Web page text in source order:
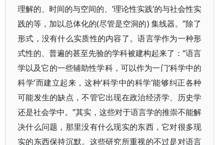
理解的、时间的与空间的、‘理论性实践’的与社会性实
践的等，加以总体化的(尽管是空洞的) 集线器。”除了
形式，没有什么实质性的内容了。语言学作为一种形
式性的、普遍的甚至先验的学科被建构起来了：“语言
学以及它的一些辅助性学科，可以作为一门‘科学中的
科学’而建立起来，这种‘科学中的科学’能够纠正各种
可能发生的缺点，不管它出现在政治经济学、历史学
还是社会学中。”其实，这些对于语言学的推崇不能解
决什么问题，那里没有什么现实的东西，它对很多现
实的东西保持沉默。这些研究所重视的不过是对语言